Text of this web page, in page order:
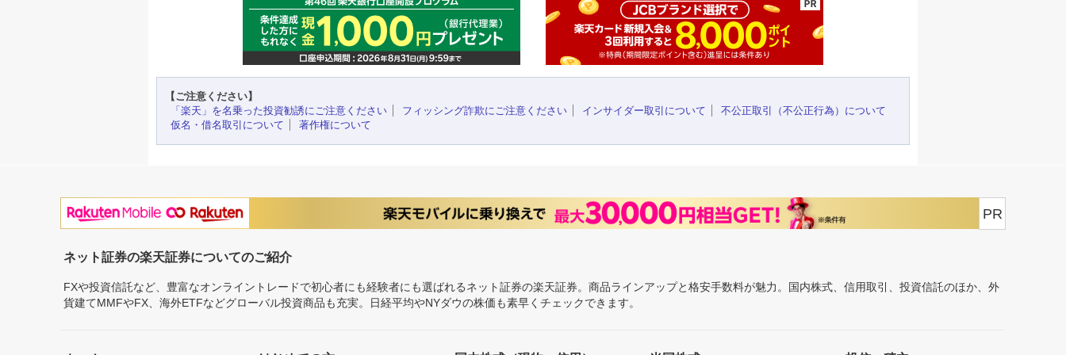
【ご注意ください】
「楽天」を名乗った投資勧誘にご注意ください
フィッシング詐欺にご注意ください インサイダー取引について
不公正取引（不公正行為）について
仮名・借名取引について
著作権について
PR
ネット証券の楽天証券についてのご紹介
FXや投資信託など、豊富なオンライントレードで初心者にも経験者にも選ばれるネット証券の楽天証券。商品ラインアップと格安手数料が魅力。国内株式、信用取引、投資信託のほか、外
貨建てMMFやFX、海外ETFなどグローバル投資商品も充実。日経平均やNYダウの株価も素早くチェックできます。